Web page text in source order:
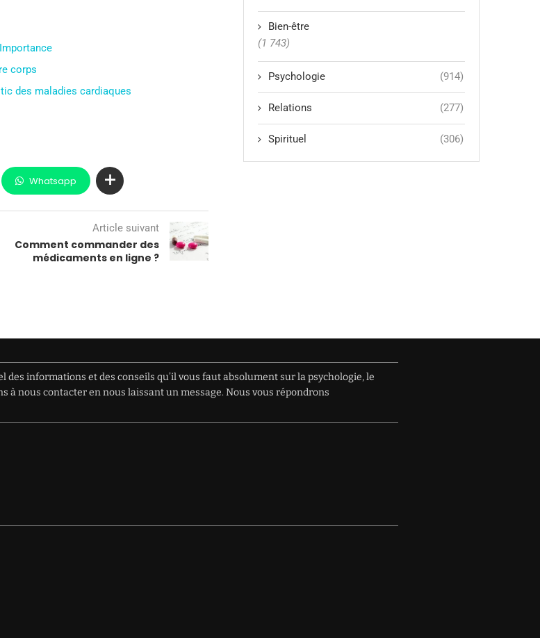
corps
des maladies cardiaques
Whatsapp
Article suivant
Comment commander des
médicaments en ligne ?
Bien-être
(1 743)
Psychologie (914)
Relations (277)
Spirituel (306)
informations et des conseils qu’il vous faut absolument sur la psychologie, le
nous contacter en nous laissant un message. Nous vous répondrons